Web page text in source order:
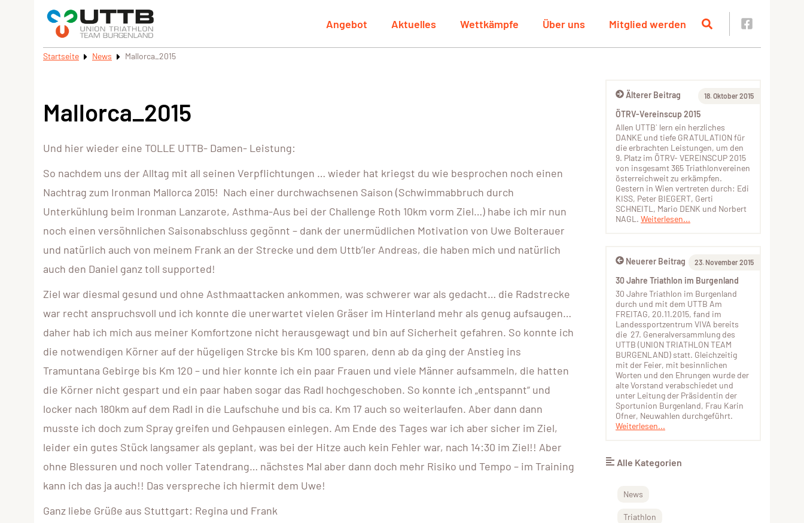
Angebot Aktuelles Wettkämpfe Über uns Mitglied werden
Startseite News Mallorca_2015
Mallorca_2015
Und hier wieder eine TOLLE UTTB- Damen- Leistung:
So nachdem uns der Alltag mit all seinen Verpflichtungen … wieder hat kriegst du wie besprochen noch einen
Nachtrag zum Ironman Mallorca 2015! Nach einer durchwachsenen Saison (Schwimmabbruch durch
Unterkühlung beim Ironman Lanzarote, Asthma-Aus bei der Challenge Roth 10km vorm Ziel…) habe ich mir nun
noch einen versöhnlichen Saisonabschluss gegönnt – dank der unermüdlichen Motivation von Uwe Bolterauer
und natürlich auch von meinem Frank an der Strecke und dem Uttb’ler Andreas, die haben mich und natürlich
auch den Daniel ganz toll supported!
Ziel war diesmal gesund und ohne Asthmaattacken ankommen, was schwerer war als gedacht… die Radstrecke
war recht anspruchsvoll und ich konnte die unerwartet vielen Gräser im Hinterland mehr als genug aufsaugen…
daher hab ich mich aus meiner Komfortzone nicht herausgewagt und bin auf Sicherheit gefahren. So konnte ich
die notwendigen Körner auf der hügeligen Strcke bis Km 100 sparen, denn ab da ging der Anstieg ins
Tramuntana Gebirge bis Km 120 – und hier konnte ich ein paar Frauen und viele Männer aufsammeln, die hatten
die Körner nicht gespart und ein paar haben sogar das Radl hochgeschoben. So konnte ich „entspannt“ und
locker nach 180km auf dem Radl in die Laufschuhe und bis ca. Km 17 auch so weiterlaufen. Aber dann dann
musste ich doch zum Spray greifen und Gehpausen einlegen. Am Ende des Tages war ich aber sicher im Ziel,
leider ein gutes Stück langsamer als geplant, was bei der Hitze auch kein Fehler war, nach 14:30 im Ziel!! Aber
ohne Blessuren und noch voller Tatendrang… nächstes Mal aber dann doch mehr Risiko und Tempo – im Training
kann ich das ja auch!! Das verspreche ich hiermit dem Uwe!
Ganz liebe Grüße aus Stuttgart: Regina und Frank
Älterer Beitrag 18. Oktober 2015
ÖTRV-Vereinscup 2015
Allen UTTB` lern ein herzliches
DANKE und tiefe GRATULATION für
die erbrachten Leistungen, um den
9. Platz im ÖTRV- VEREINSCUP 2015
von insgesamt 365 Triathlonvereinen
österreichweit zu erkämpfen.
Gestern in Wien vertreten durch: Edi
KISS, Peter BIEGERT, Gerti
SCHNEITL, Mario DENK und Norbert
NAGL. Weiterlesen...
Neuerer Beitrag 23. November 2015
30 Jahre Triathlon im Burgenland
30 Jahre Triathlon im Burgenland
durch und mit dem UTTB Am
FREITAG, 20.11.2015, fand im
Landessportzentrum VIVA bereits
die 27. Generalversammlung des
UTTB (UNION TRIATHLON TEAM
BURGENLAND) statt. Gleichzeitig
mit der Feier, mit besinnlichen
Worten und den Ehrungen wurde der
alte Vorstand verabschiedet und
unter Leitung der Präsidentin der
Sportunion Burgenland, Frau Karin
Ofner, Neuwahlen durchgeführt.
Weiterlesen...
Alle Kategorien
News
Triathlon